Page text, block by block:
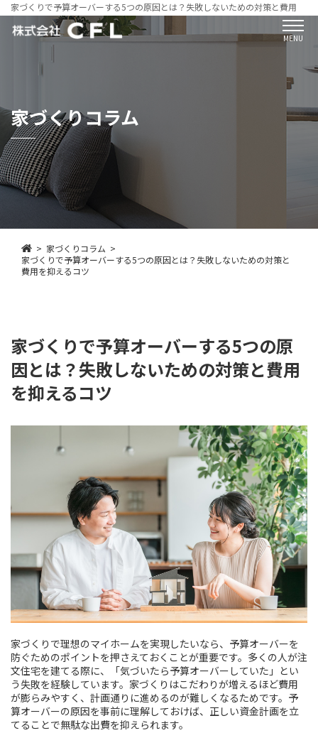
家づくりで予算オーバーする5つの原因とは？失敗しないための対策と費用を抑
MENU
家づくりコラム
家づくりコラム
家づくりで予算オーバーする5つの原因とは？失敗しないための対策と
費用を抑えるコツ
家づくりで予算オーバーする5つの原
因とは？失敗しないための対策と費用
を抑えるコツ
家づくりで理想のマイホームを実現したいなら、予算オーバーを
防ぐためのポイントを押さえておくことが重要です。多くの人が注
文住宅を建てる際に、「気づいたら予算オーバーしていた」とい
う失敗を経験しています。家づくりはこだわりが増えるほど費用
が膨らみやすく、計画通りに進めるのが難しくなるためです。予
算オーバーの原因を事前に理解しておけば、正しい資金計画を立
てることで無駄な出費を抑えられます。